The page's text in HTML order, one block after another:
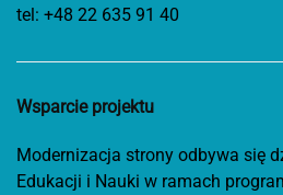
tel: +48 22 635 91 40
Wsparcie projektu
Modernizacja strony odbywa się
Edukacji i Nauki w ramach